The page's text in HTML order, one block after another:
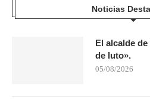
Noticias
El alcalde
de luto».
05/08/2026